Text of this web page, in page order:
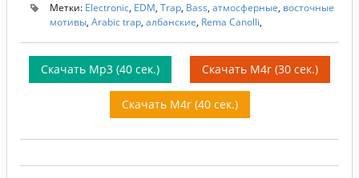
Метки: Electronic, EDM, Trap, Bass, атмосферные, восточные
мотивы, Arabic trap, албанские, Rema Canolli,
Скачать Mp3 (40 сек.) Скачать M4r (30 сек.)
Скачать M4r (40 сек.)